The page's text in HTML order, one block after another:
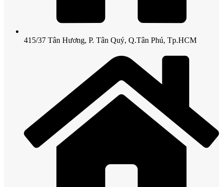
415/37 Tân Hương, P. Tân Quý, Q.Tân Phú, Tp.HCM